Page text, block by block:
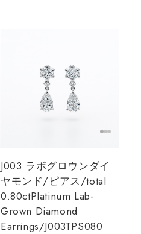
J003 ラボグロウンダイ
ヤモンド/ピアス/total
0.80ctPlatinum Lab-
Grown Diamond
Earrings/J003TPS080